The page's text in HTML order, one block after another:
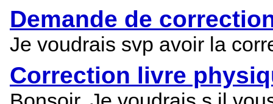
Demande de
Je voudrais svp avoir la
Correction livre